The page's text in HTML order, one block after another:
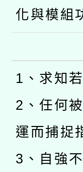
化與模組
1、求知
2、任何
運而捕捉
3、自強